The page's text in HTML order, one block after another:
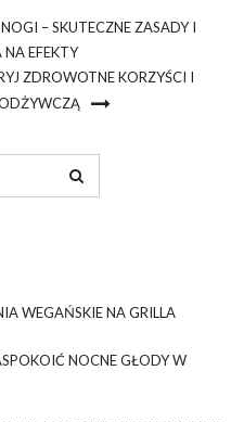
– SKUTECZNE ZASADY I
EFEKTY
ZDROWOTNE KORZYŚCI I
WEGAŃSKIE NA GRILLA
NOCNE GŁODY W